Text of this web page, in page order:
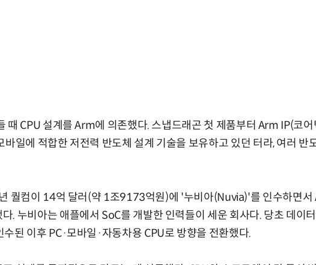
때 CPU 설계를 Arm에 의존했다. 스냅드래곤 첫 제품부터 Arm IP(코
바일에 적합한 저전력 반도체 설계 기술을 보유하고 있던 터라, 여러 반
퀄컴이 14억 달러(약 1조9173억원)에 '누비아(Nuvia)'를 인수하면서
. 누비아는 애플에서 SoC를 개발한 인력들이 세운 회사다. 당초 데이
수된 이후 PC·모바일·자동차용 CPU로 방향을 전환했다.